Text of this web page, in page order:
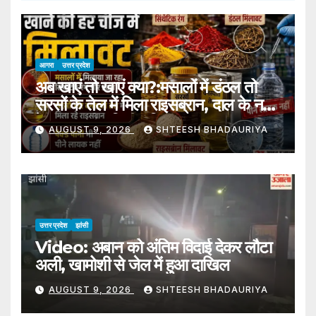
आगरा उत्तर प्रदेश
अब खाएं तो खाएं क्या?:मसालों में डंठल तो
सरसों के तेल में मिला राइसब्रान, दाल के नमूने
फेल; नमकीन मिली घटिया – Spices
Adulterated With Synthetic
Colours And Mustard Oil
Adulterated With Rice Bran
AUGUST 9, 2026 SHTEESH BHADAURIYA
उत्तर प्रदेश झांसी
Video: अबान को अंतिम विदाई देकर लौटा
अली, खामोशी से जेल में हुआ दाखिल
AUGUST 9, 2026 SHTEESH BHADAURIYA